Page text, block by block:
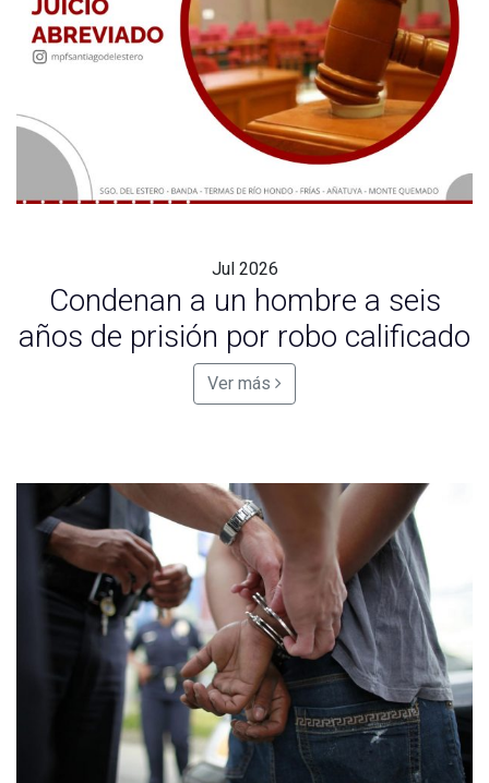
Jul 2026
Condenan a un hombre a seis
años de prisión por robo calificado
Ver más